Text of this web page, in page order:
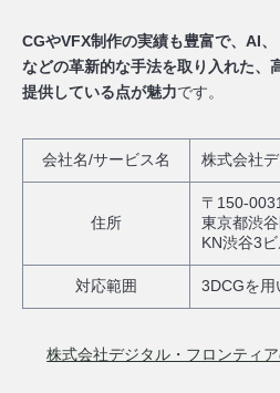
CGやVFX制作の実績も豊富で、AI
などの革新的な手法を取り入れた、
提供している点が魅力です。
会社名/サービス名 株式会社
住所
〒150-0031
東京都渋
KN渋谷3
対応範囲 3DCGを用
株式会社デジタル・フロンティ